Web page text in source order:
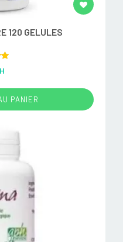
120 GELULES
PANIER